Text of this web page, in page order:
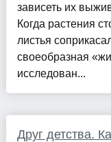
зависеть их
Когда растения
листья
своеобразная
исследован...
Друг детства.